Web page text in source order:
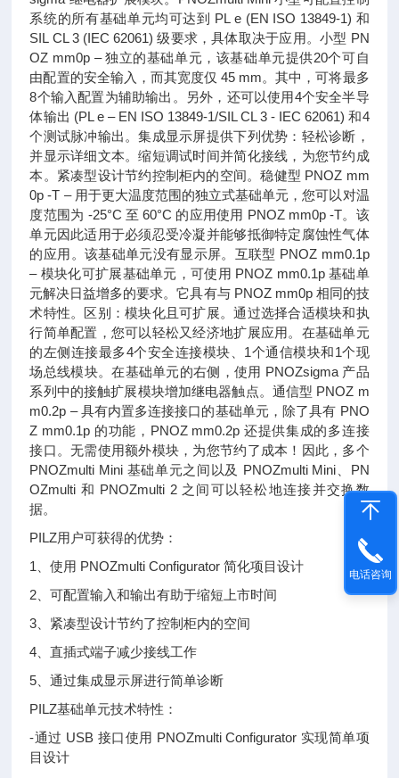
系统的所有基础单元均可达到 PL e (EN ISO 13849-1) 和
SIL CL 3 (IEC 62061) 级要求，具体取决于应用。小型 PN
OZ mm0p – 独立的基础单元，该基础单元提供20个可自
由配置的安全输入，而其宽度仅 45 mm。其中，可将最多
8个输入配置为辅助输出。另外，还可以使用4个安全半导
体输出 (PL e – EN ISO 13849-1/SIL CL 3 - IEC 62061) 和4
个测试脉冲输出。集成显示屏提供下列优势：轻松诊断，
并显示详细文本。缩短调试时间并简化接线，为您节约成
本。紧凑型设计节约控制柜内的空间。稳健型 PNOZ mm
0p -T – 用于更大温度范围的独立式基础单元，您可以对温
度范围为 -25°C 至 60°C 的应用使用 PNOZ mm0p -T。该
单元因此适用于必须忍受冷凝并能够抵御特定腐蚀性气体
的应用。该基础单元没有显示屏。互联型 PNOZ mm0.1p
– 模块化可扩展基础单元，可使用 PNOZ mm0.1p 基础单
元解决日益增多的要求。它具有与 PNOZ mm0p 相同的技
术特性。区别：模块化且可扩展。通过选择合适模块和执
行简单配置，您可以轻松又经济地扩展应用。在基础单元
的左侧连接最多4个安全连接模块、1个通信模块和1个现
场总线模块。在基础单元的右侧，使用 PNOZsigma 产品
系列中的接触扩展模块增加继电器触点。通信型 PNOZ m
m0.2p – 具有内置多连接接口的基础单元，除了具有 PNO
Z mm0.1p 的功能，PNOZ mm0.2p 还提供集成的多连接
接口。无需使用额外模块，为您节约了成本！因此，多个
PNOZmulti Mini 基础单元之间以及 PNOZmulti Mini、PN
OZmulti 和 PNOZmulti 2 之间可以轻松地连接并交换数
据。
PILZ用户可获得的优势：
1、使用 PNOZmulti Configurator 简化项目设计
2、可配置输入和输出有助于缩短上市时间
3、紧凑型设计节约了控制柜内的空间
4、直插式端子减少接线工作
5、通过集成显示屏进行简单诊断
PILZ基础单元技术特性：
-通过 USB 接口使用 PNOZmulti Configurator 实现简单项
目设计
电话咨询